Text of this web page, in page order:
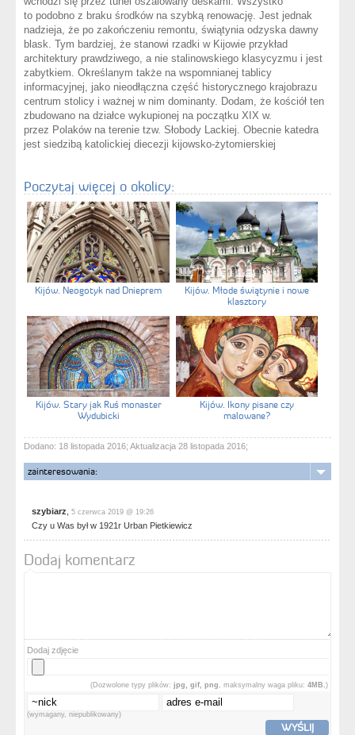
to podobno z braku środków na szybką renowację. Jest jednak
nadzieja, że po zakończeniu remontu, świątynia odzyska dawny
blask. Tym bardziej, że stanowi rzadki w Kijowie przykład
architektury prawdziwego, a nie stalinowskiego klasycyzmu i jest
zabytkiem. Określanym także na wspomnianej tablicy
informacyjnej, jako nieodłączna część historycznego krajobrazu
centrum stolicy i ważnej w nim dominanty. Dodam, że kościół ten
zbudowano na działce wykupionej na początku XIX w.
przez Polaków na terenie tzw. Słobody Lackiej. Obecnie katedra
jest siedzibą katolickiej diecezji kijowsko-żytomierskiej
Poczytaj więcej o okolicy:
Kijów. Neogotyk nad Dnieprem
Kijów. Młode świątynie i nowe
klasztory
Kijów. Stary jak Ruś monaster
Wydubicki
Kijów. Ikony pisane czy
malowane?
Dodano: 18 listopada 2016; Aktualizacja 28 listopada 2016;
zainteresowania:
szybiarz 5 czerwca 2019 @ 19:26
Czy u Was był w 1921r Urban Pietkiewicz
Dodaj komentarz
Dodaj zdjęcie
(Dozwolone typy plików: jpg, gif, png , maksymalny waga pliku: 4MB. )
(wymagany, niepublikowany)
WYŚLIJ